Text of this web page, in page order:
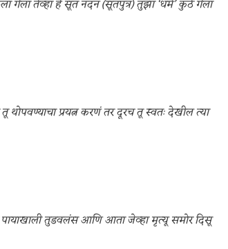
गेला तेव्हा हे सूत नंदन (सूतपुत्र) तुझा ‘धर्म’ कुठे गेला
प्रयत्न करणं तर दूरच तू स्वतः देखील त्या
पायाखाली तुडवलंस आणि आता जेव्हा मृत्यू समोर दिसू